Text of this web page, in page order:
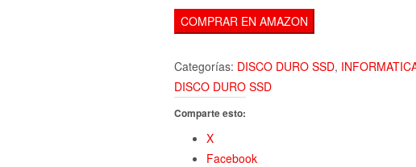
COMPRAR EN AMAZON
Categorías: DISCO DURO SSD,
DISCO DURO SSD
Comparte esto:
X
Facebook